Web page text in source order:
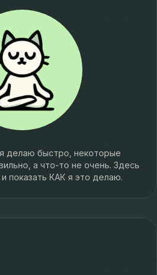
делаю быстро, некоторые
а что-то не очень. Здесь
и показать КАК я это делаю.